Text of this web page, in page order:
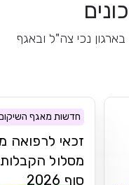
נכי צה"ל ובאגף
חדשות מאגף
זכאי לרפואה
מסלול
סוף 2026